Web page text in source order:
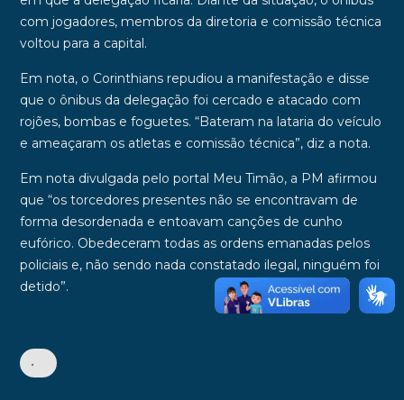
com jogadores, membros da diretoria e comissão técnica
voltou para a capital.
Em nota, o Corinthians repudiou a manifestação e disse
que o ônibus da delegação foi cercado e atacado com
rojões, bombas e foguetes. “Bateram na lataria do veículo
e ameaçaram os atletas e comissão técnica”, diz a nota.
Em nota divulgada pelo portal Meu Timão, a PM afirmou
que “os torcedores presentes não se encontravam de
forma desordenada e entoavam canções de cunho
eufórico. Obedeceram todas as ordens emanadas pelos
policiais e, não sendo nada constatado ilegal, ninguém foi
detido”.
•